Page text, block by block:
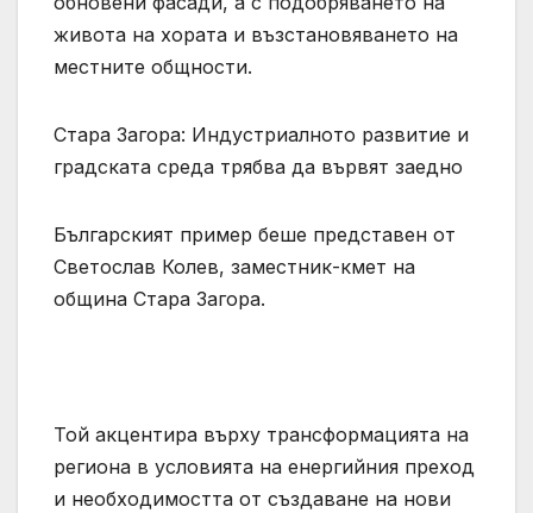
живота на хората и възстановяването на
местните общности.
Стара Загора: Индустриалното развитие и
градската среда трябва да вървят заедно
Българският пример беше представен от
Светослав Колев, заместник-кмет на
община Стара Загора.
Той акцентира върху трансформацията на
региона в условията на енергийния преход
и необходимостта от създаване на нови